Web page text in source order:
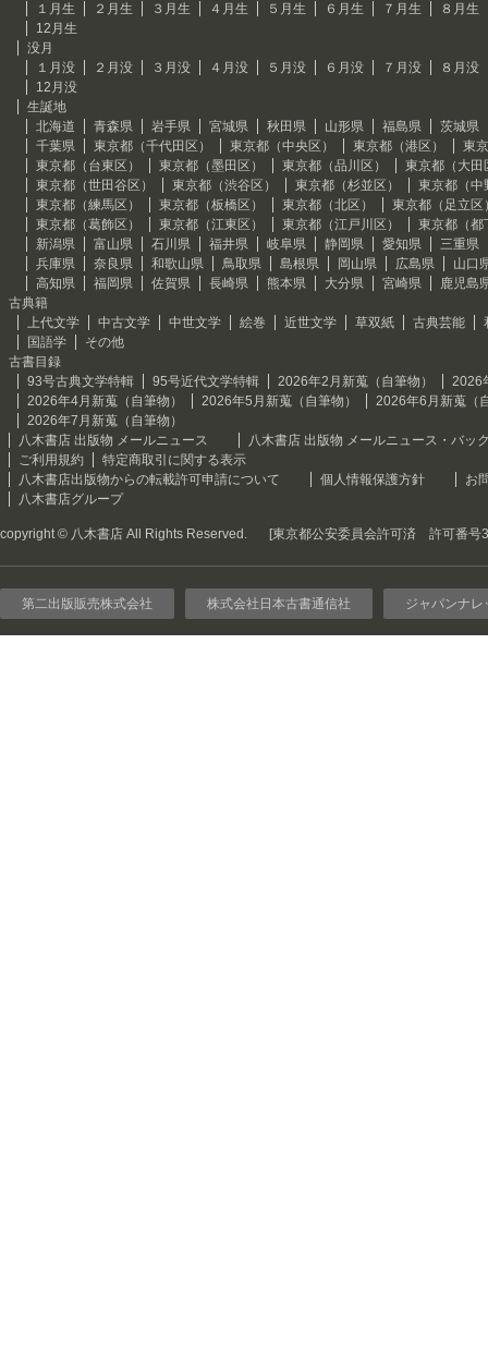
１月生
２月生 ３月生 ４月生 ５月生 ６月生 ７月生
８月生
12月生
没月
１月没
２月没 ３月没 ４月没 ５月没 ６月没 ７月没
８月没
12月没
生誕地
北海道
青森県 岩手県 宮城県 秋田県 山形県 福島県
茨城県
千葉県
東京都（千代田区） 東京都（中央区） 東京都（港区）
東
東京都（台東区）
東京都（墨田区） 東京都（品川区）
東京都（大田
東京都（世田谷区）
東京都（渋谷区） 東京都（杉並区）
東京都（中
東京都（練馬区）
東京都（板橋区） 東京都（北区）
東京都（足立区
東京都（葛飾区）
東京都（江東区） 東京都（江戸川区）
東京都（都
新潟県
富山県 石川県 福井県 岐阜県 静岡県 愛知県
三重県
兵庫県
奈良県 和歌山県 鳥取県 島根県 岡山県 広島県
山口
高知県
福岡県 佐賀県 長崎県 熊本県 大分県 宮崎県
鹿児島
古典籍
上代文学
中古文学 中世文学 絵巻 近世文学 草双紙 古典芸能
国語学
その他
古書目録
93号古典文学特輯
95号近代文学特輯 2026年2月新蒐（自筆物）
2026
2026年4月新蒐（自筆物）
2026年5月新蒐（自筆物）
2026年6月新蒐（
2026年7月新蒐（自筆物）
八木書店 出版物 メールニュース
八木書店 出版物 メールニュース・バッ
ご利用規約
特定商取引に関する表示
八木書店出版物からの転載許可申請について
個人情報保護方針
お
八木書店グループ
copyright © 八木書店 All Rights Reserved. [東京都公安委員会許可済 許可番号
第二出版販売株式会社 株式会社日本古書通信社 ジャパンナレ